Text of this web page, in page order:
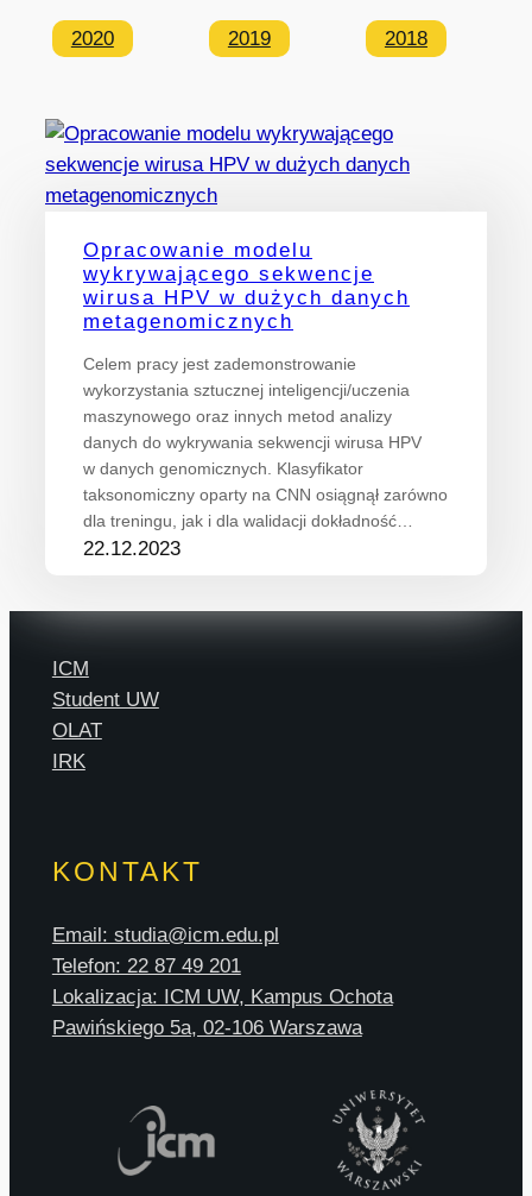
2020 2019 2018
Opracowanie modelu
wykrywającego sekwencje
wirusa HPV w dużych danych
metagenomicznych
Celem pracy jest zademonstrowanie
wykorzystania sztucznej inteligencji/uczenia
maszynowego oraz innych metod analizy
danych do wykrywania sekwencji wirusa HPV
w danych genomicznych. Klasyfikator
taksonomiczny oparty na CNN osiągnął zarówno
dla treningu, jak i dla walidacji dokładność…
22.12.2023
ICM
Student UW
OLAT
IRK
KONTAKT
Email: studia@icm.edu.pl
Telefon: 22 87 49 201
Lokalizacja: ICM UW, Kampus Ochota
Pawińskiego 5a, 02-106 Warszawa